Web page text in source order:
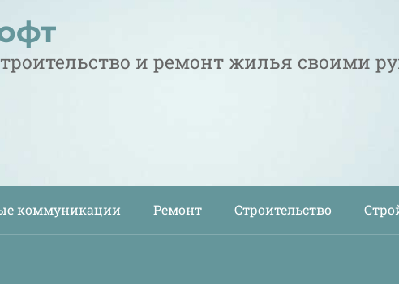
и ремонт жилья своими
коммуникации Ремонт Строительство